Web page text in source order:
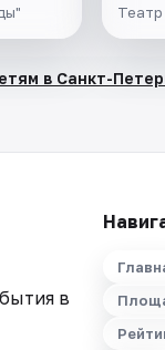
в Санкт-
в